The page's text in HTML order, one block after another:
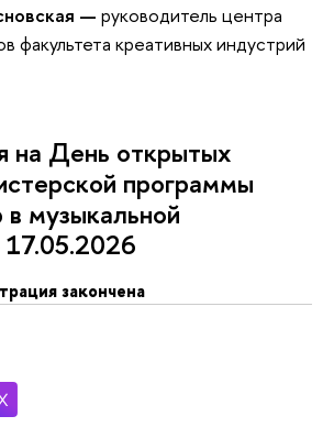
— руководитель центра
факультета креативных индустрий
на День открытых
программы
музыкальной
17.05.2026
закончена